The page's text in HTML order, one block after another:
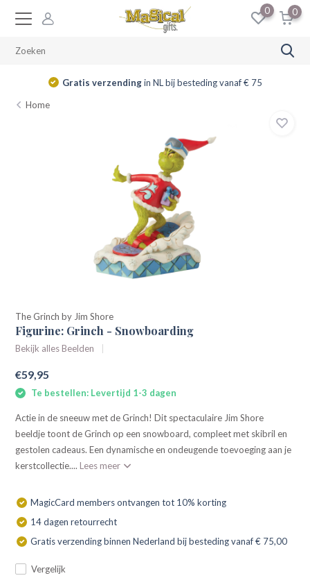
0 0
Gratis verzendingin NL bij besteding vanaf € 75
Home
The Grinch by Jim Shore
Figurine: Grinch - Snowboarding
Bekijk alles Beelden
€59,95
Te bestellen: Levertijd 1-3 dagen
Actie in de sneeuw met de Grinch! Dit spectaculaire Jim Shore
beeldje toont de Grinch op een snowboard, compleet met skibril en
gestolen cadeaus. Een dynamische en ondeugende toevoeging aan je
kerstcollectie.... Lees meer
MagicCard members ontvangen tot 10% korting
14 dagen retourrecht
Gratis verzending binnen Nederland bij besteding vanaf € 75,00
Vergelijk